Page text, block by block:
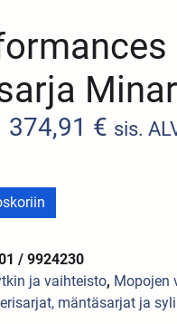
374,91 € sis.
/ 9924230
ja vaihteisto, Mopojen
mäntäsarjat ja